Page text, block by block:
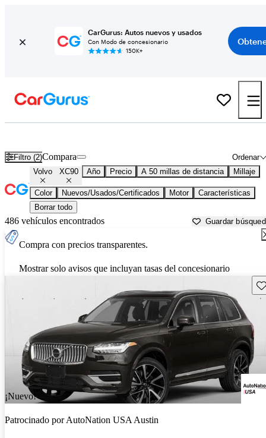
CarGurus: Autos nuevos y usados
Con Modo de concesionario
150K+
Filtro (2) Ordenar
Compara
Volvo XC90 Año Precio A 50 millas de distancia Millaje
Color Nuevos/Usados/Certificados Motor
Características
Borrar todo
486 vehículos encontrados Guardar
Compra con precios transparentes.
Mostrar solo avisos que incluyan tasas del concesionario
¡Nuevo!
Patrocinado porAutoNation USA Austin